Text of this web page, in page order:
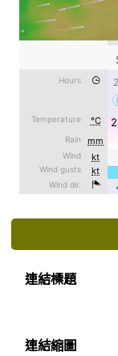
連結列表
連結標題
連結縮圖